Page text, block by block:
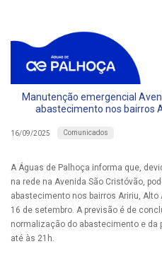
Manutenção emergencial
abastecimento nos bairros
16/09/2025 Comunicados
A Águas de Palhoça informa que,
na rede na Avenida São Cristóvão,
abastecimento nos bairros Aririu,
16 de setembro. A previsão é de
normalização do abastecimento e da
até às 21h.